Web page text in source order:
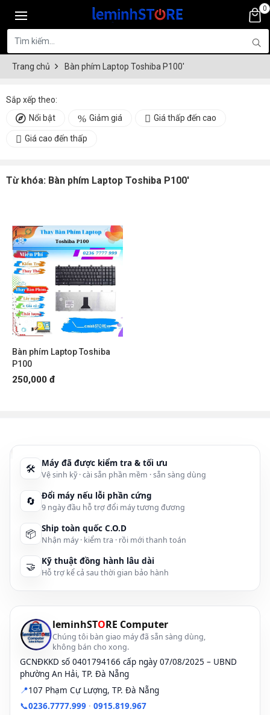
0
Trang chủ Bàn phím Laptop Toshiba P100'
Sắp xếp theo:
Nổi bật
Giảm giá Giá thấp đến cao
Giá cao đến thấp
Từ khóa: Bàn phím Laptop Toshiba P100'
Bàn phím Laptop Toshiba
P100
250,000 đ
🛠 Máy đã được kiểm tra & tối ưu
Vệ sinh kỹ · cài sẵn phần mềm · sẵn sàng dùng
🔄 Đổi máy nếu lỗi phần cứng
9 ngày đầu hỗ trợ đổi máy tương đương
📦 Ship toàn quốc C.O.D
Nhận máy · kiểm tra · rồi mới thanh toán
🤝 Kỹ thuật đồng hành lâu dài
Hỗ trợ kể cả sau thời gian bảo hành
leminhSTORE Computer
Chúng tôi bàn giao máy đã sẵn sàng dùng,
không bán cho xong.
GCNĐKKD số 0401794166 cấp ngày 07/08/2025 – UBND
phường An Hải, TP. Đà Nẵng
📍107 Phạm Cự Lượng, TP. Đà Nẵng
📞0236.7777.999 · 0915.819.967